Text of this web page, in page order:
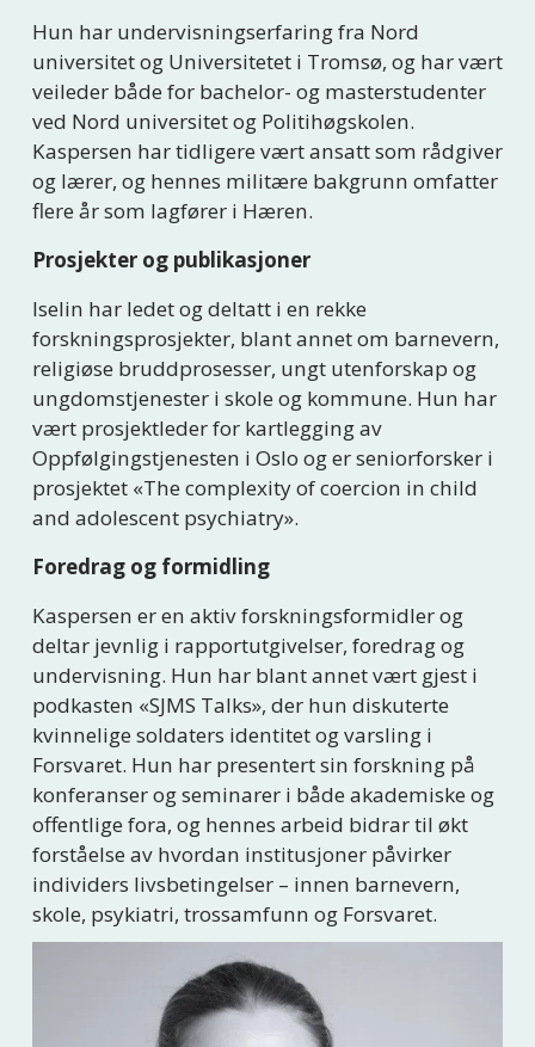
Hun har undervisningserfaring fra Nord
universitet og Universitetet i Tromsø, og har vært
veileder både for bachelor- og masterstudenter
ved Nord universitet og Politihøgskolen.
Kaspersen har tidligere vært ansatt som rådgiver
og lærer, og hennes militære bakgrunn omfatter
flere år som lagfører i Hæren.
Prosjekter og publikasjoner
Iselin har ledet og deltatt i en rekke
forskningsprosjekter, blant annet om barnevern,
religiøse bruddprosesser, ungt utenforskap og
ungdomstjenester i skole og kommune. Hun har
vært prosjektleder for kartlegging av
Oppfølgingstjenesten i Oslo og er seniorforsker i
prosjektet «The complexity of coercion in child
and adolescent psychiatry».
Foredrag og formidling
Kaspersen er en aktiv forskningsformidler og
deltar jevnlig i rapportutgivelser, foredrag og
undervisning. Hun har blant annet vært gjest i
podkasten «SJMS Talks», der hun diskuterte
kvinnelige soldaters identitet og varsling i
Forsvaret. Hun har presentert sin forskning på
konferanser og seminarer i både akademiske og
offentlige fora, og hennes arbeid bidrar til økt
forståelse av hvordan institusjoner påvirker
individers livsbetingelser – innen barnevern,
skole, psykiatri, trossamfunn og Forsvaret.